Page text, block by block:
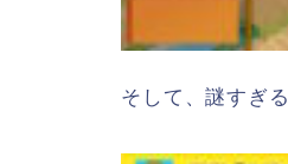
そして、謎すぎる